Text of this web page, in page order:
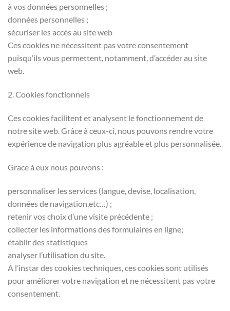
à vos données personnelles ;
données personnelles ;
sécuriser les accès au site web
Ces cookies ne nécessitent pas votre consentement
puisqu’ils vous permettent, notamment, d’accéder au site
web.
2. Cookies fonctionnels
Ces cookies facilitent et analysent le fonctionnement de
notre site web. Grâce à ceux-ci, nous pouvons rendre votre
expérience de navigation plus agréable et plus personnalisée.
Grace à eux nous pouvons :
personnaliser les services (langue, devise, localisation,
données de navigation,etc…) ;
retenir vos choix d’une visite précédente ;
collecter les informations des formulaires en ligne;
établir des statistiques
analyser l’utilisation du site.
A l’instar des cookies techniques, ces cookies sont utilisés
pour améliorer votre navigation et ne nécessitent pas votre
consentement.